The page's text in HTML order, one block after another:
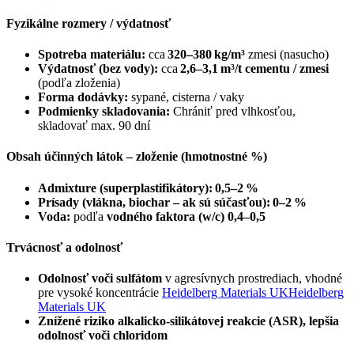
Fyzikálne rozmery / výdatnosť
Spotreba materiálu: cca 320–380 kg/m³ zmesi (nasucho)
Výdatnosť (bez vody): cca 2,6–3,1 m³/t cementu / zmesi
(podľa zloženia)
Forma dodávky: sypané, cisterna / vaky
Podmienky skladovania: Chrániť pred vlhkosťou,
skladovať max. 90 dní
Obsah účinných látok – zloženie (hmotnostné %)
Admixture (superplastifikátory): 0,5–2 %
Prísady (vlákna, biochar – ak sú súčasťou): 0–2 %
Voda: podľa vodného faktora (w/c) 0,4–0,5
Trvácnosť a odolnosť
Odolnosť voči sulfátom v agresívnych prostrediach, vhodné
pre vysoké koncentrácie Heidelberg Materials UKHeidelberg
Materials UK
Znížené riziko alkalicko‑silikátovej reakcie (ASR), lepšia
odolnosť voči chloridom